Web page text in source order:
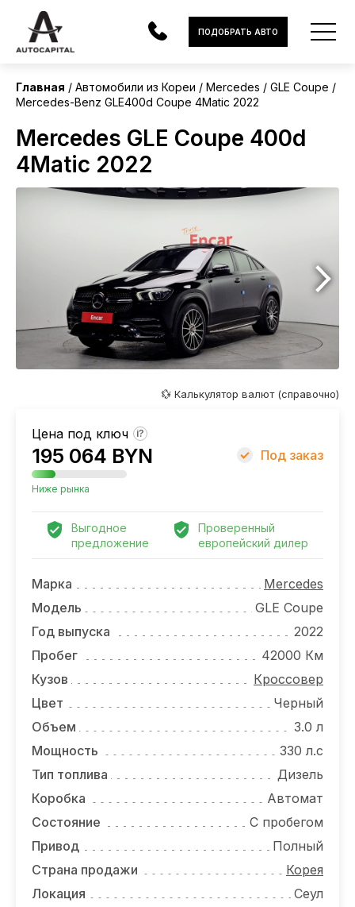
АВТОМОБИЛИ
ЭЛЕКТРОМОБИЛИ
В НАЛИЧИИ
ЛИЗИНГ
НОВОСТИ
ОТЗЫВЫ
О КОМПАНИИ
КОНТАКТЫ
ПОДОБРАТЬ АВТО
Главная Автомобили из Кореи Mercedes
GLE Coupe
Mercedes-Benz GLE400d Coupe 4Matic 2022
Mercedes GLE Coupe 400d
4Matic 2022
Корея
💱 Калькулятор валют (справочно)
Цена под ключ ?
195 064 BYN
Ниже рынка
Под заказ
Выгодное
предложение
Проверенный
европейский дилер
Марка
Mercedes
Модель
GLE Coupe
Год выпуска
2022
Пробег
42000 Км
Кузов
Кроссовер
Цвет
Черный
Объем
3.0 л
Мощность
330 л.с
Тип топлива
Дизель
Коробка
Автомат
Состояние
С пробегом
Привод
Полный
Страна продажи
Корея
Локация
Сеул